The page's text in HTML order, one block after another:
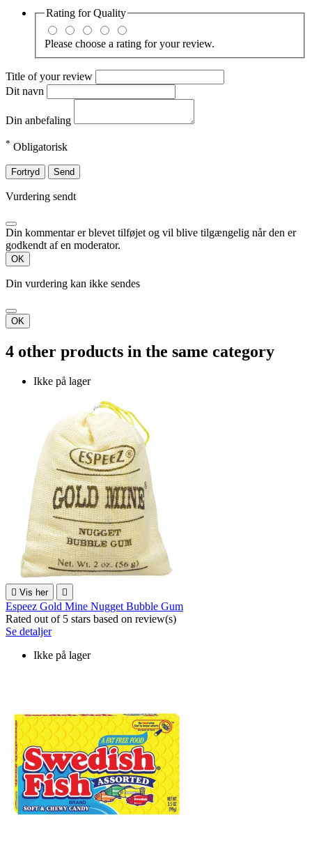
Rating forQuality
Please choose a rating for your review.
Title of your review
Dit navn
Din anbefaling
* Obligatorisk
Fortryd Send
Vurdering sendt
Din kommentar er blevet tilføjet og vil blive tilgængelig når den er
godkendt af en moderator.
OK
Din vurdering kan ikke sendes
OK
4 other products in the same category
Ikke på lager
 Vis her 
Espeez Gold Mine Nugget Bubble Gum
Rated out of 5 stars based on review(s)
Se detaljer
Ikke på lager